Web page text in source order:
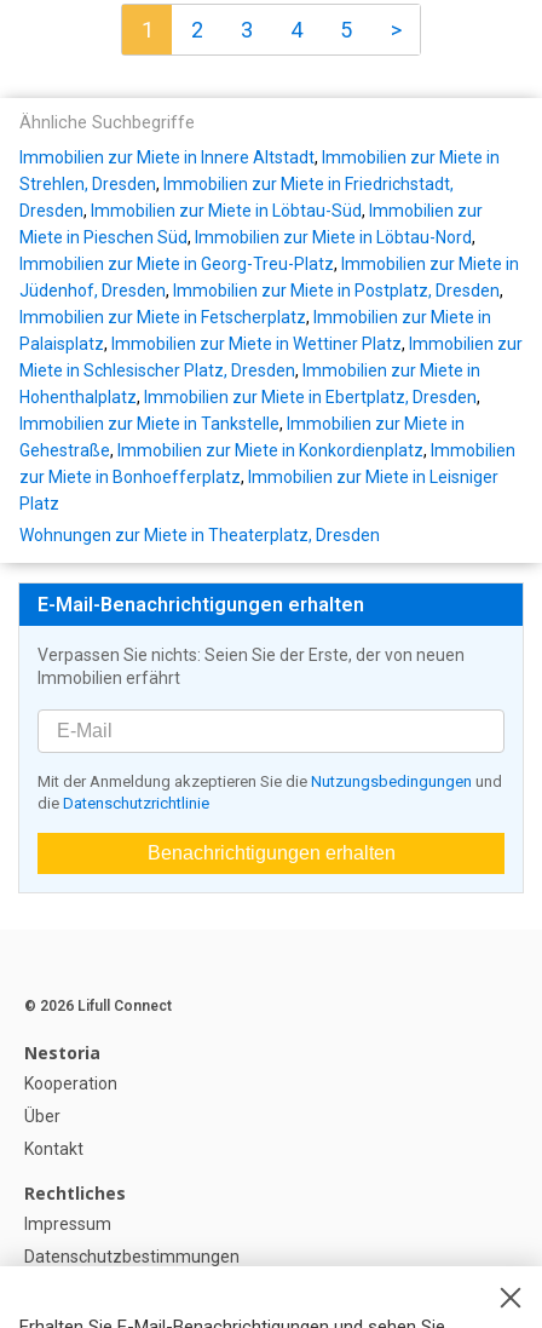
1 2 3 4 5 >
Ähnliche Suchbegriffe
Immobilien zur Miete in Innere Altstadt, Immobilien zur Miete in
Strehlen, Dresden, Immobilien zur Miete in Friedrichstadt,
Dresden, Immobilien zur Miete in Löbtau-Süd, Immobilien zur
Miete in Pieschen Süd, Immobilien zur Miete in Löbtau-Nord,
Immobilien zur Miete in Georg-Treu-Platz, Immobilien zur Miete in
Jüdenhof, Dresden, Immobilien zur Miete in Postplatz, Dresden,
Immobilien zur Miete in Fetscherplatz, Immobilien zur Miete in
Palaisplatz, Immobilien zur Miete in Wettiner Platz, Immobilien zur
Miete in Schlesischer Platz, Dresden, Immobilien zur Miete in
Hohenthalplatz, Immobilien zur Miete in Ebertplatz, Dresden,
Immobilien zur Miete in Tankstelle, Immobilien zur Miete in
Gehestraße, Immobilien zur Miete in Konkordienplatz, Immobilien
zur Miete in Bonhoefferplatz, Immobilien zur Miete in Leisniger
Platz
Wohnungen zur Miete in Theaterplatz, Dresden
E-Mail-Benachrichtigungen erhalten
Verpassen Sie nichts: Seien Sie der Erste, der von neuen
Immobilien erfährt
Mit der Anmeldung akzeptieren Sie die Nutzungsbedingungen und
die Datenschutzrichtlinie
Benachrichtigungen erhalten
© 2026 Lifull Connect
Nestoria
Kooperation
Über
Kontakt
Rechtliches
Impressum
Datenschutzbestimmungen
Cookie-Einstellunge